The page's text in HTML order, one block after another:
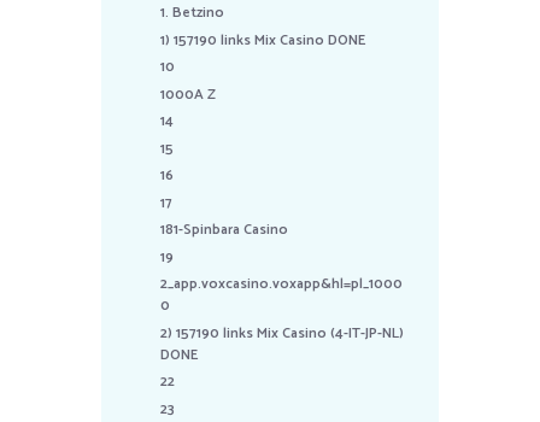
1. Betzino
1) 157190 links Mix Casino DONE
10
1000A Z
14
15
16
17
181-Spinbara Casino
19
2_app.voxcasino.voxapp&hl=pl_1000
0
2) 157190 links Mix Casino (4-IT-JP-NL)
DONE
22
23